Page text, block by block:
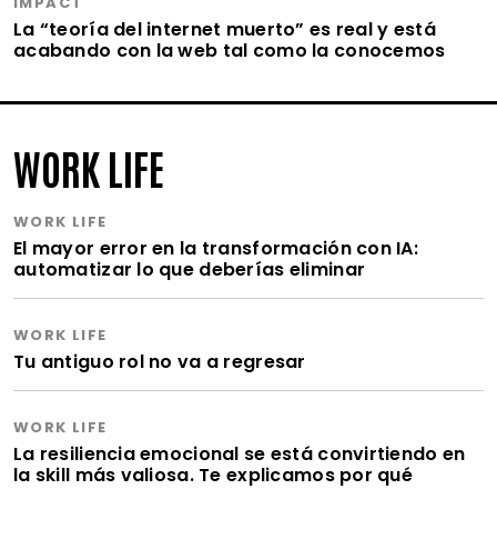
La “teoría del internet muerto” es real y está
acabando con la web tal como la conocemos
WORK LIFE
WORK LIFE
El mayor error en la transformación con IA:
automatizar lo que deberías eliminar
WORK LIFE
Tu antiguo rol no va a regresar
WORK LIFE
La resiliencia emocional se está convirtiendo en
la skill más valiosa. Te explicamos por qué